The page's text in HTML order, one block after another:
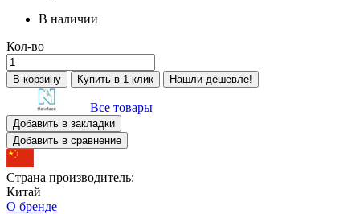
В наличии
Кол-во
В корзину Купить в 1 клик Нашли дешевле!
Все товары
Добавить в закладки
Добавить в сравнение
Страна производитель:
Китай
О бренде